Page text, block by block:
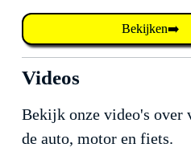
Bekijken➡️
Videos
Bekijk onze video's over
de auto, motor en fiets.